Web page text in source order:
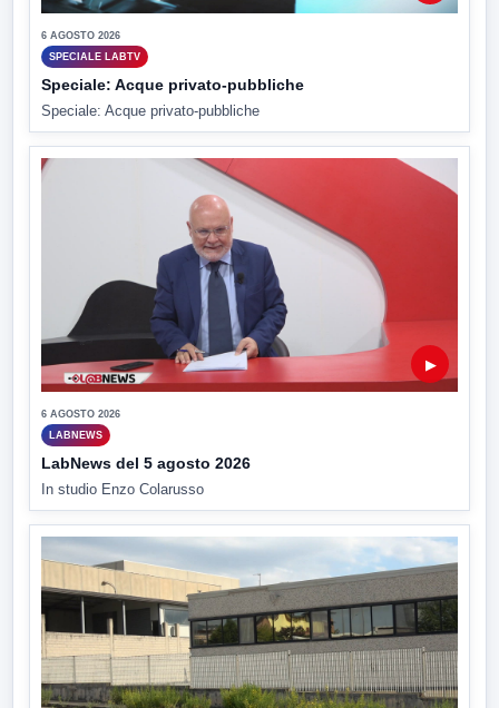
6 AGOSTO 2026
SPECIALE LABTV
Speciale: Acque privato-pubbliche
Speciale: Acque privato-pubbliche
▶
6 AGOSTO 2026
LABNEWS
LabNews del 5 agosto 2026
In studio Enzo Colarusso